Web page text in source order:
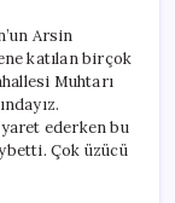
Arsin
katılan birçok
Muhtarı
ederken bu
Çok üzücü